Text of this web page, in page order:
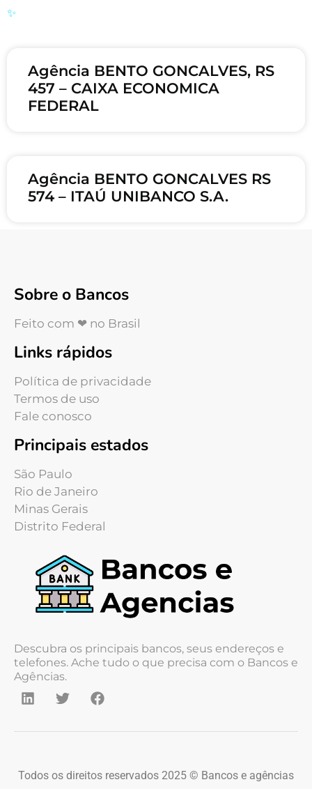
✨
Agência BENTO GONCALVES, RS
457 – CAIXA ECONOMICA
FEDERAL
Agência BENTO GONCALVES RS
574 – ITAÚ UNIBANCO S.A.
Sobre o Bancos
Feito com ❤ no Brasil
Links rápidos
Política de privacidade
Termos de uso
Fale conosco
Principais estados
São Paulo
Rio de Janeiro
Minas Gerais
Distrito Federal
Descubra os principais bancos, seus endereços e
telefones. Ache tudo o que precisa com o Bancos e
Agências.
Todos os direitos reservados 2025 © Bancos e agências